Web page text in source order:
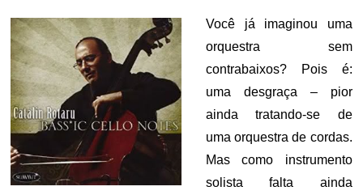
Você já imaginou uma
orquestra sem
contrabaixos? Pois é:
uma desgraça – pior
ainda tratando-se de
uma orquestra de cordas.
Mas como instrumento
solista falta ainda